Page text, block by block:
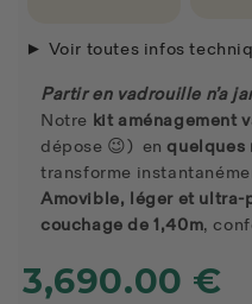
► Voir toutes infos
Partir en vadrouille n’a
Notre kit aménagement
dépose 😉) en quelques
transforme
Amovible, léger et ultra-
couchage de 1,40m,
3,690.00 €